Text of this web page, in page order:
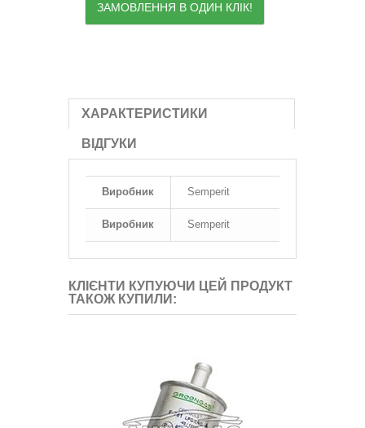
ЗАМОВЛЕННЯ В ОДИН КЛІК!
ХАРАКТЕРИСТИКИ
ВІДГУКИ
Виробник Semperit
Виробник Semperit
КЛІЄНТИ КУПУЮЧИ ЦЕЙ ПРОДУКТ
ТАКОЖ КУПИЛИ: